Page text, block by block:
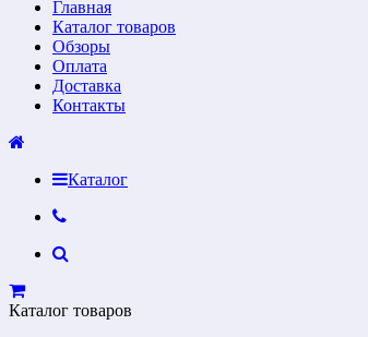
Главная
Каталог товаров
Обзоры
Оплата
Доставка
Контакты
Каталог
Каталог товаров